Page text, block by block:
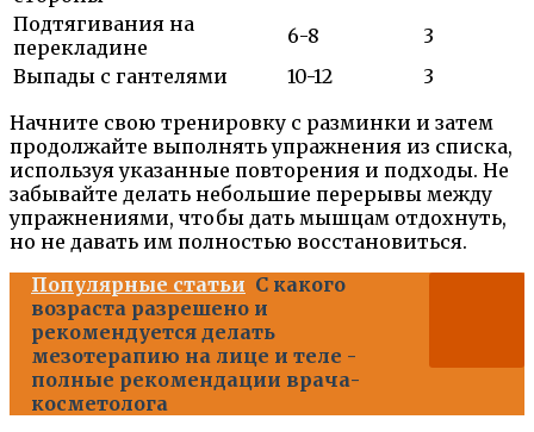
Подтягивания на
перекладине
6-8
3
Выпады с гантелями
10-12
3
Начните свою тренировку с разминки и затем
продолжайте выполнять упражнения из списка,
используя указанные повторения и подходы. Не
забывайте делать небольшие перерывы между
упражнениями, чтобы дать мышцам отдохнуть,
но не давать им полностью восстановиться.
Популярные статьи С какого
возраста разрешено и
рекомендуется делать
мезотерапию на лице и теле -
полные рекомендации врача-
косметолога